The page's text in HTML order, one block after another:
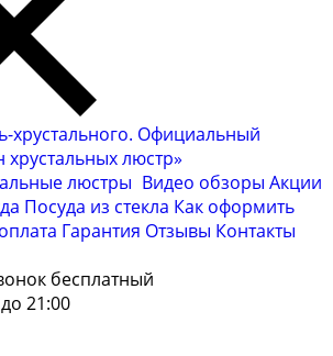
люстры Видео обзоры Акции
Посуда из стекла Как оформить
Гарантия Отзывы Контакты
бесплатный
21:00